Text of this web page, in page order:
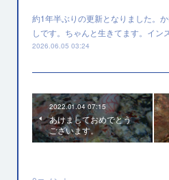
約1年半ぶりの更新となりました。
しです。ちゃんと生きてます。イン
2026.06.05 03:24
2022.01.04 07:15
あけましておめでとう
ございます。